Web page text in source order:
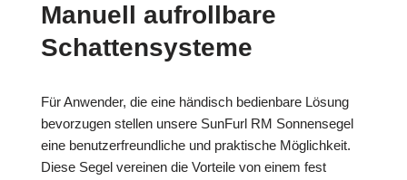
Manuell aufrollbare
Schattensysteme
Für Anwender, die eine händisch bedienbare Lösung
bevorzugen stellen unsere SunFurl RM Sonnensegel
eine benutzerfreundliche und praktische Möglichkeit.
Diese Segel vereinen die Vorteile von einem fest